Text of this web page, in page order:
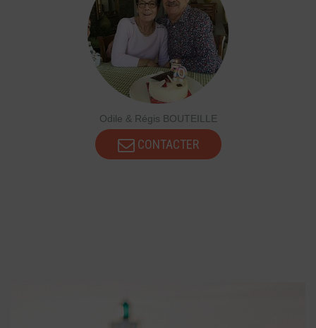
Odile & Régis BOUTEILLE
CONTACTER